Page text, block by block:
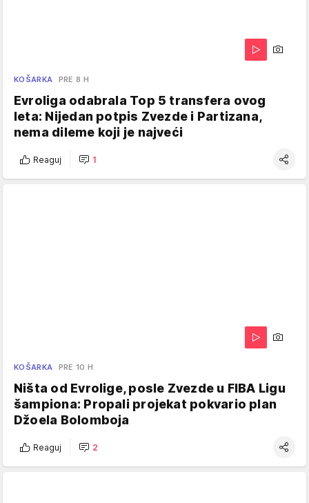
KOŠARKA PRE 8 H
Evroliga odabrala Top 5 transfera ovog
leta: Nijedan potpis Zvezde i Partizana,
nema dileme koji je najveći
Reaguj 1
KOŠARKA PRE 10 H
Ništa od Evrolige, posle Zvezde u FIBA Ligu
šampiona: Propali projekat pokvario plan
Džoela Bolomboja
Reaguj 2